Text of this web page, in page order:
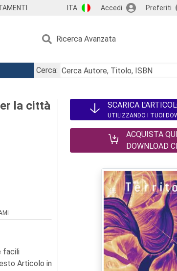
ITA Accedi Preferiti
Ricerca Avanzata
Cerca:
la città
facili
Articolo in
SCARICA
UTILIZZANDO I TUOI
ACQUISTA
DOWNLOAD